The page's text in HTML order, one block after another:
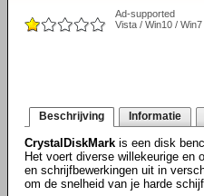
Ad-supported
Vista / Win10 /
Beschrijving Informatie
CrystalDiskMark is een disk
Het voert diverse willekeurige en
en schrijfbewerkingen uit in
om de snelheid van je harde